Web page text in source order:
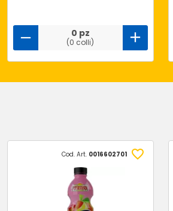
0 pz
(0 colli)
Cod. Art. 0016602701